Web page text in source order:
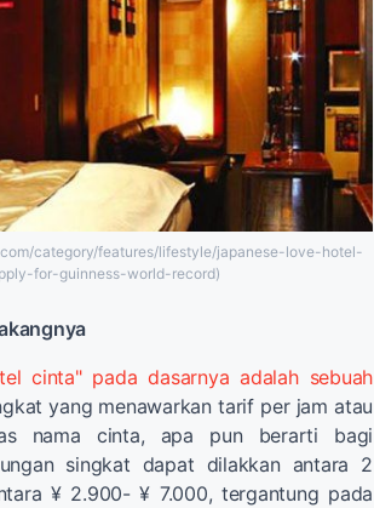
category/features/lifestyle/japanese-love-hotel-
for-guinness-world-record)
cinta" pada dasarnya adalah sebuah
yang menawarkan tarif per jam atau
nama cinta, apa pun berarti bagi
singkat dapat dilakkan antara 2
¥ 2.900- ¥ 7.000, tergantung pada